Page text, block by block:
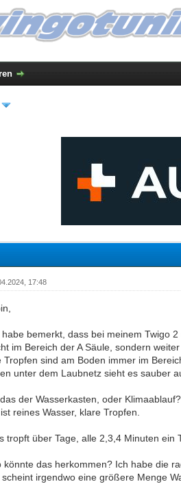
17:48
habe bemerkt, dass bei meinem Twigo
im Bereich der A Säule, sondern
Tropfen sind am Boden immer im
unter dem Laubnetz sieht es sauber
der Wasserkasten, oder Klimaablauf?
reines Wasser, klare Tropfen.
tropft über Tage, alle 2,3,4 Minuten ein
könnte das herkommen? Ich habe die
scheint irgendwo eine größere Menge